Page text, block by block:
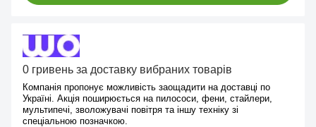
0 гривень за доставку вибраних товарів
Компанія пропонує можливість заощадити на доставці по
Україні. Акція поширюється на пилососи, фени, стайлери,
мультипечі, зволожувачі повітря та іншу техніку зі
спеціальною позначкою.